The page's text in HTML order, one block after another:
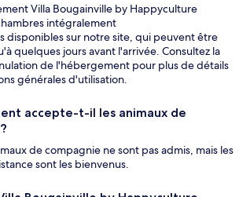
Villa Bougainville by Happyculture
intégralement
disponibles sur notre site, qui peuvent être
quelques jours avant l'arrivée. Consultez la
de l'hébergement pour plus de détails
générales d'utilisation.
accepte-t-il les animaux de
de compagnie ne sont pas admis, mais les
sont les bienvenus.